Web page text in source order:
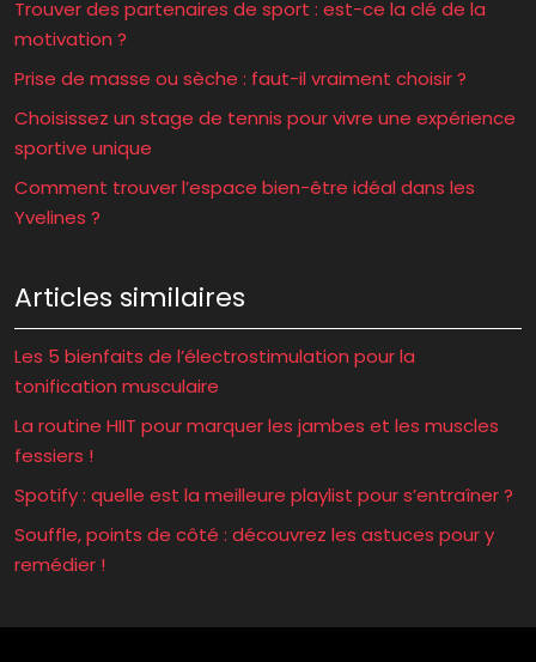
Trouver des partenaires de sport : est-ce la clé de la
motivation ?
Prise de masse ou sèche : faut-il vraiment choisir ?
Choisissez un stage de tennis pour vivre une expérience
sportive unique
Comment trouver l’espace bien-être idéal dans les
Yvelines ?
Articles similaires
Les 5 bienfaits de l’électrostimulation pour la
tonification musculaire
La routine HIIT pour marquer les jambes et les muscles
fessiers !
Spotify : quelle est la meilleure playlist pour s’entraîner ?
Souffle, points de côté : découvrez les astuces pour y
remédier !